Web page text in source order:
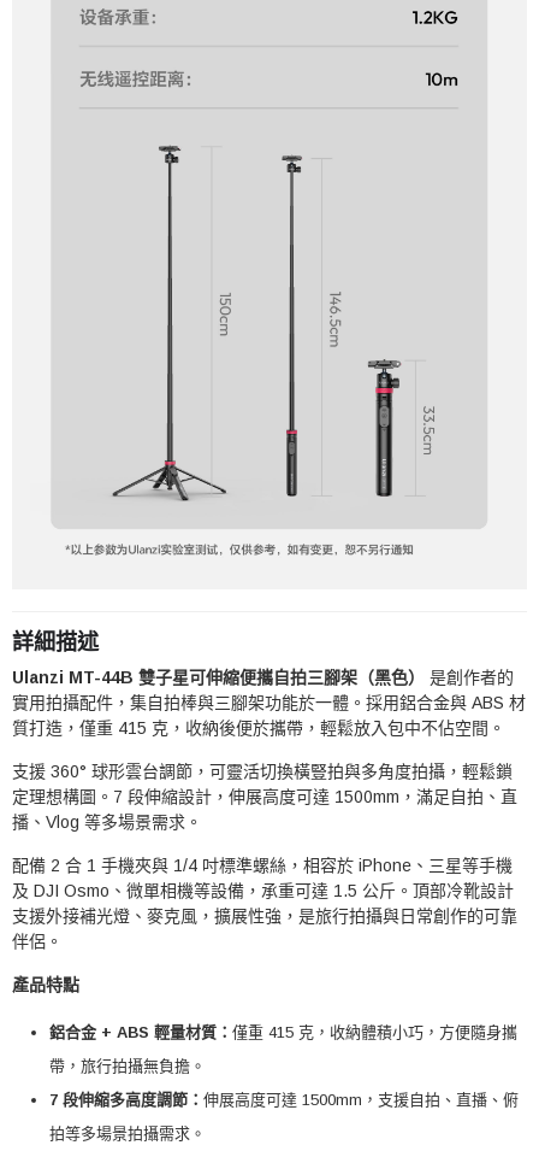
詳細描述
Ulanzi MT-44B 雙子星可伸縮便攜自拍三腳架（黑色）
是創作者的
實用拍攝配件，集自拍棒與三腳架功能於一體。採用鋁合金與 ABS 材
質打造，僅重 415 克，收納後便於攜帶，輕鬆放入包中不佔空間。
支援 360° 球形雲台調節，可靈活切換橫豎拍與多角度拍攝，輕鬆鎖
定理想構圖。7 段伸縮設計，伸展高度可達 1500mm，滿足自拍、直
播、Vlog 等多場景需求。
配備 2 合 1 手機夾與 1/4 吋標準螺絲，相容於 iPhone、三星等手機
及 DJI Osmo、微單相機等設備，承重可達 1.5 公斤。頂部冷靴設計
支援外接補光燈、麥克風，擴展性強，是旅行拍攝與日常創作的可靠
伴侶。
產品特點
鋁合金 + ABS 輕量材質：僅重 415 克，收納體積小巧，方便隨身攜
帶，旅行拍攝無負擔。
7 段伸縮多高度調節：伸展高度可達 1500mm，支援自拍、直播、俯
拍等多場景拍攝需求。